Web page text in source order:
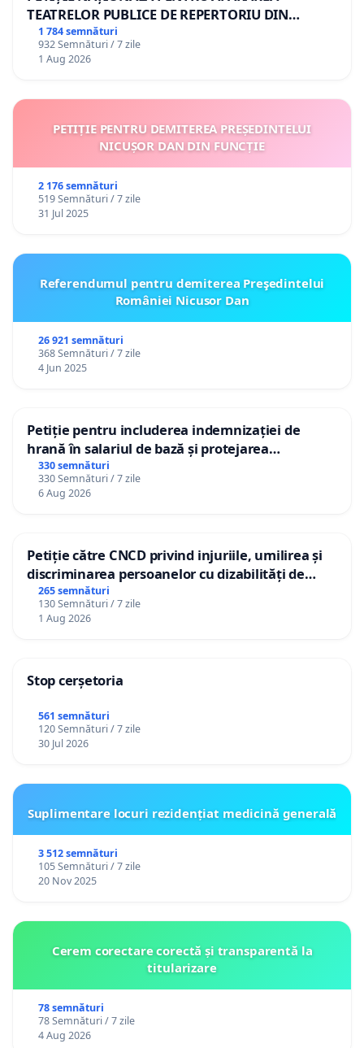
TEATRELOR PUBLICE DE REPERTORIU DIN
ROMÂNIA
1 784 semnături
932 Semnături / 7 zile
1 Aug 2026
PETIȚIE PENTRU DEMITEREA PREȘEDINTELUI
NICUȘOR DAN DIN FUNCȚIE
2 176 semnături
519 Semnături / 7 zile
31 Jul 2025
Referendumul pentru demiterea Preşedintelui
României Nicusor Dan
26 921 semnături
368 Semnături / 7 zile
4 Jun 2025
Petiție pentru includerea indemnizației de
hrană în salariul de bază și protejarea
gradațiilor de vechime pentru asistenții
personali
330 semnături
330 Semnături / 7 zile
6 Aug 2026
Petiție către CNCD privind injuriile, umilirea și
discriminarea persoanelor cu dizabilități de
către utilizatorul TikTok „Gorici”
265 semnături
130 Semnături / 7 zile
1 Aug 2026
Stop cerșetoria
561 semnături
120 Semnături / 7 zile
30 Jul 2026
Suplimentare locuri rezidențiat medicină generală
3 512 semnături
105 Semnături / 7 zile
20 Nov 2025
Cerem corectare corectă și transparentă la
titularizare
78 semnături
78 Semnături / 7 zile
4 Aug 2026